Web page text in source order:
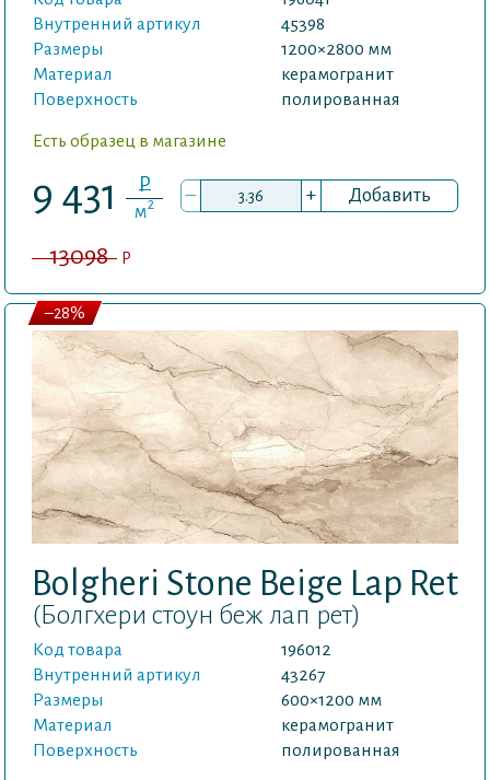
Внутренний артикул
45398
Размеры
1200×2800 мм
Материал
керамогранит
Поверхность
полированная
Есть образец в магазине
9 431 P
м2 – + Добавить
13098 P
Bolgheri Stone Beige Lap Ret
(Болгхери стоун беж лап рет)
Код товара
196012
Внутренний артикул
43267
Размеры
600×1200 мм
Материал
керамогранит
Поверхность
полированная
–28%